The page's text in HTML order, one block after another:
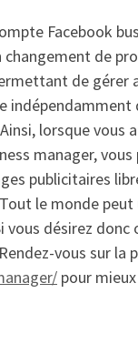
Facebook
changement de
de
lorsque vous
manager,
publicitaires
le monde
désirez
vous sur la
pour